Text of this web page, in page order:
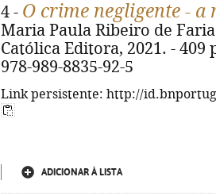
4 - O crime negligente - a
Maria Paula Ribeiro de
Católica Editora, 2021. - 409
978-989-8835-92-5
Link persistente: http://
ADICIONAR À LISTA